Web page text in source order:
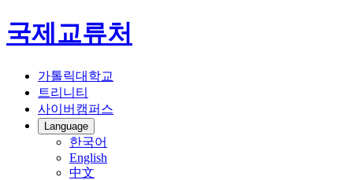
국제교류처
가톨릭대학교
트리니티
사이버캠퍼스
Language
한국어
English
中文